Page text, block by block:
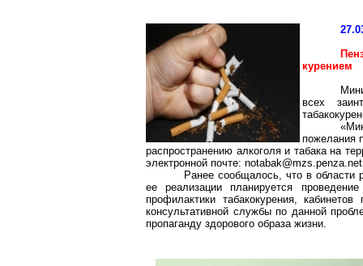
курением
всех
пожелания
распространению алкоголя и табака на
электронной почте:
Ранее сообщалось, что в области
ее реализации планируется
профилактики табакокурения, кабинетов
консультативной службы по данной
пропаганду здорового образа жизни.